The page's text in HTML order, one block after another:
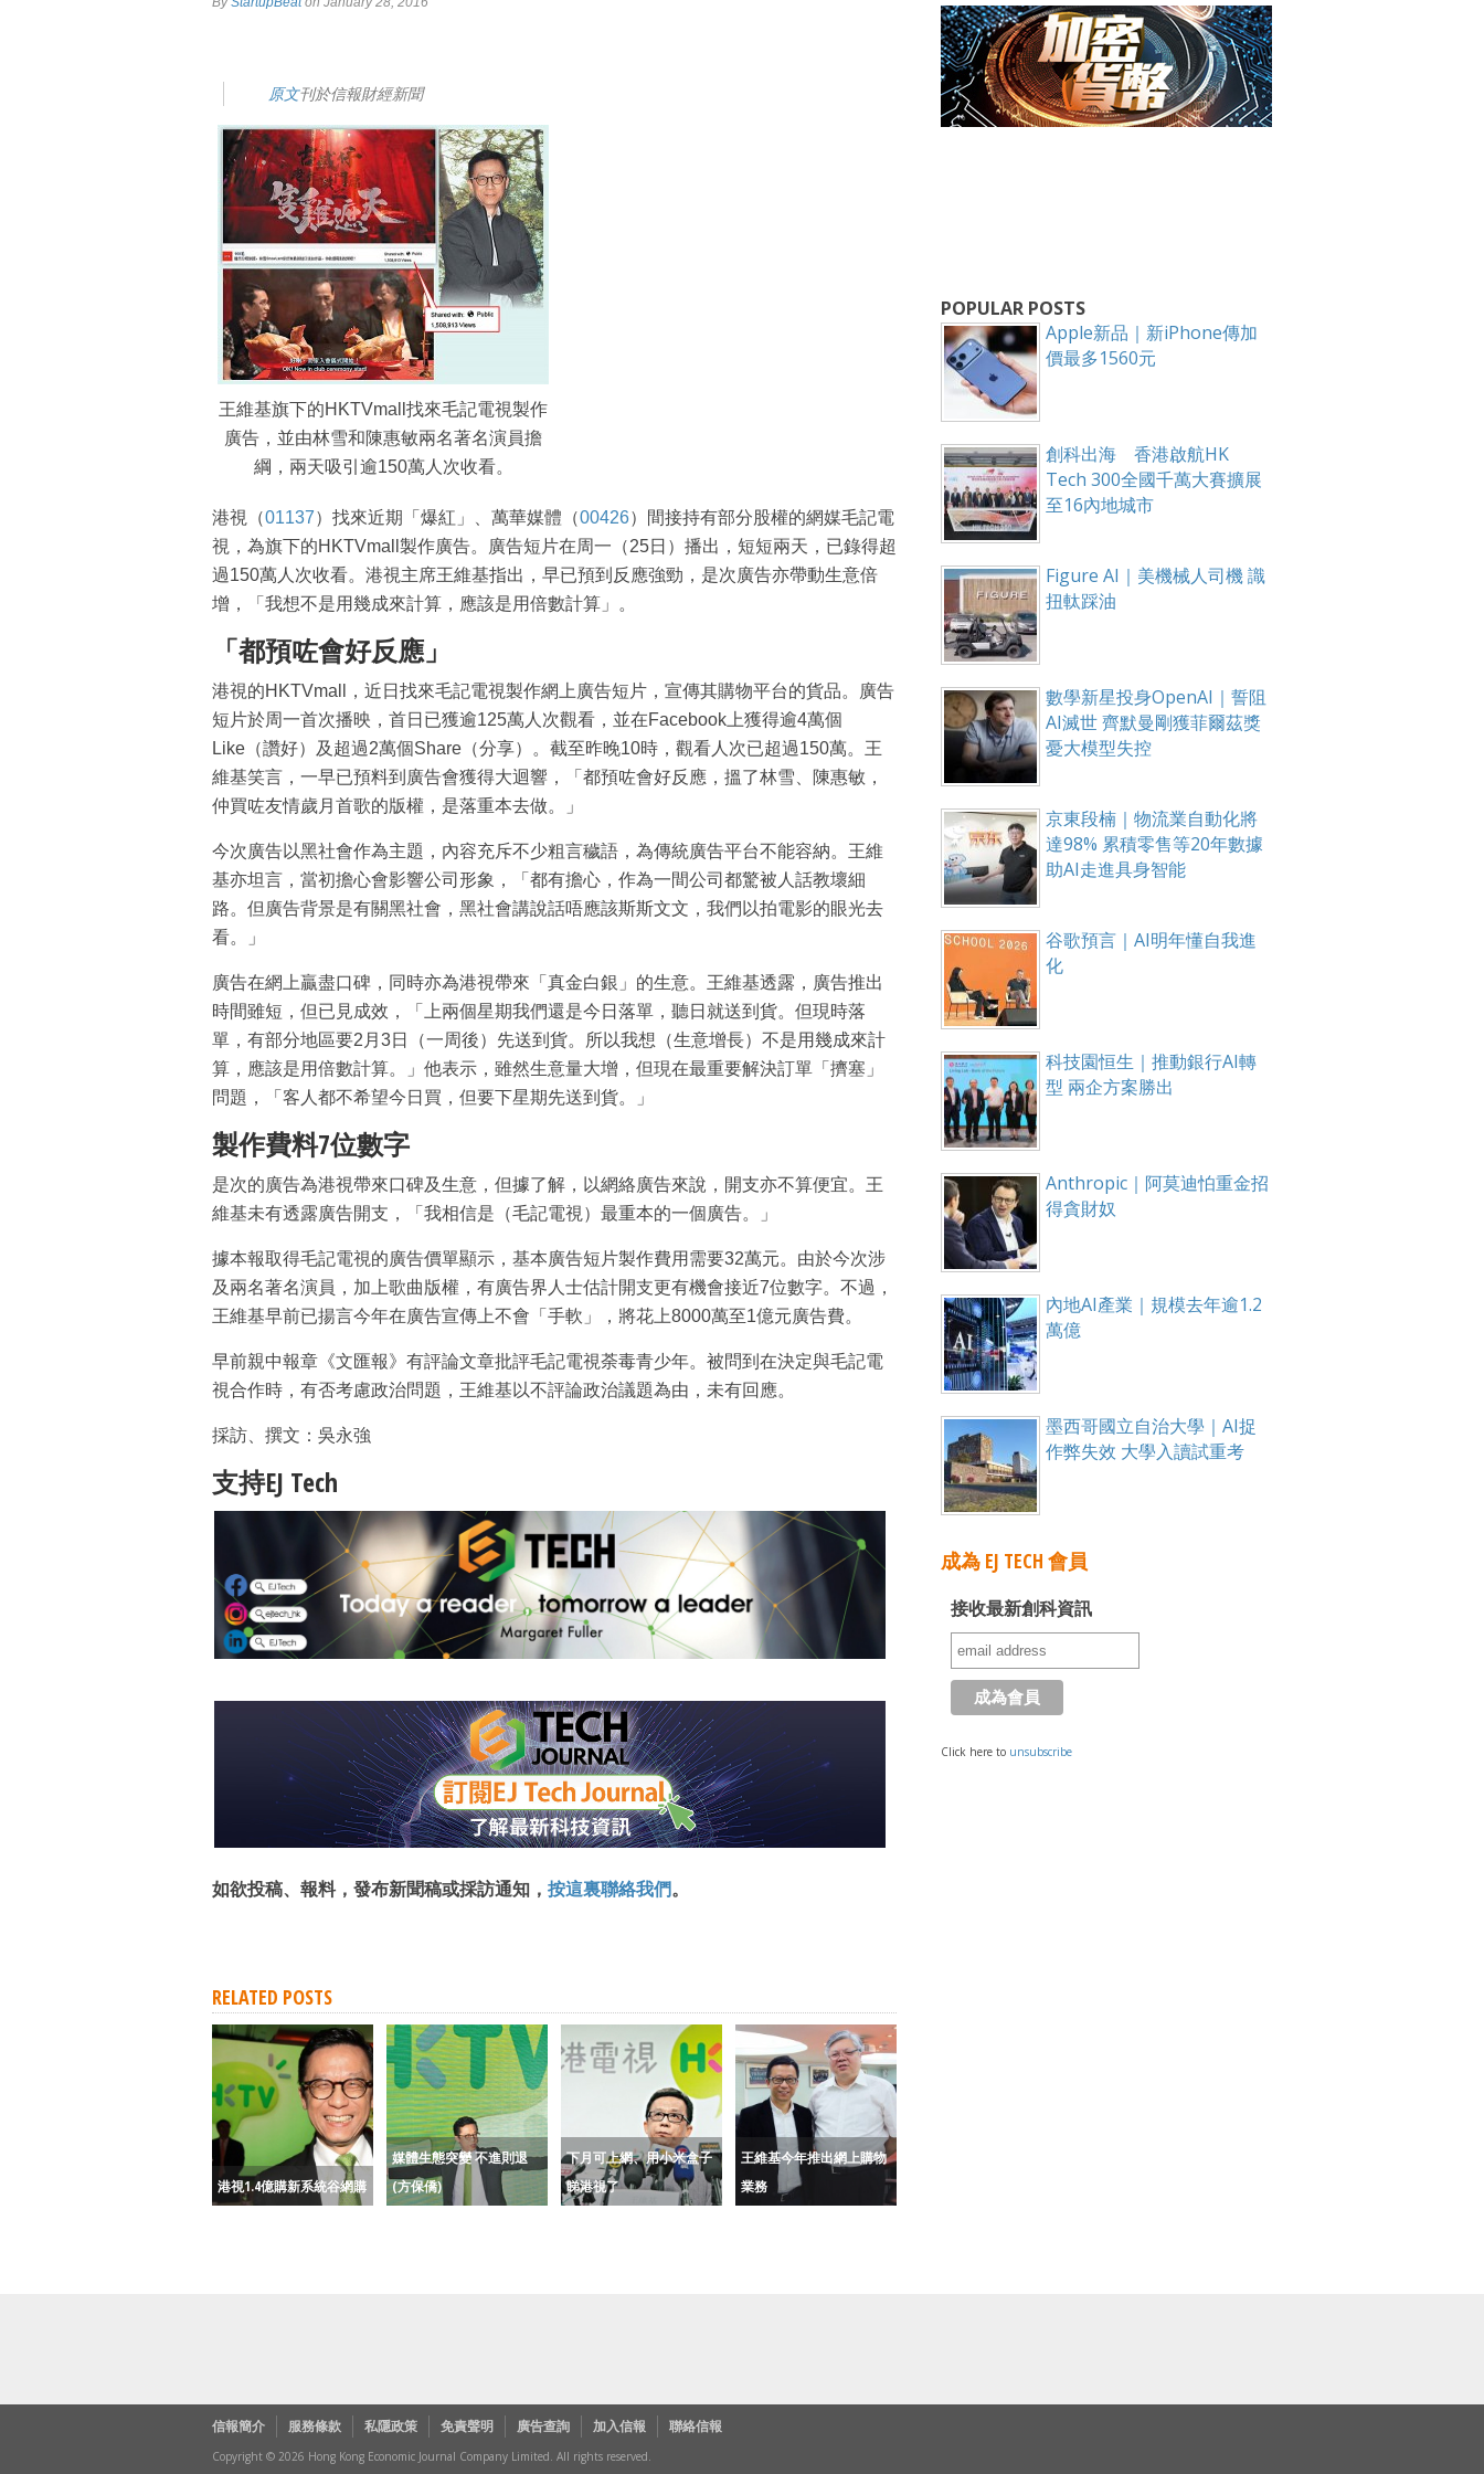
原文刊於信報財經新聞
王維基旗下的HKTVmall找來毛記電視製作
廣告，並由林雪和陳惠敏兩名著名演員擔
綱，兩天吸引逾150萬人次收看。
港視（01137）找來近期「爆紅」、萬華媒體（00426）間接持有部分股權的網媒毛記電
視，為旗下的HKTVmall製作廣告。廣告短片在周一（25日）播出，短短兩天，已錄得超
過150萬人次收看。港視主席王維基指出，早已預到反應強勁，是次廣告亦帶動生意倍
增，「我想不是用幾成來計算，應該是用倍數計算」。
「都預咗會好反應」
港視的HKTVmall，近日找來毛記電視製作網上廣告短片，宣傳其購物平台的貨品。廣告
短片於周一首次播映，首日已獲逾125萬人次觀看，並在Facebook上獲得逾4萬個
Like（讚好）及超過2萬個Share（分享）。截至昨晚10時，觀看人次已超過150萬。王
維基笑言，一早已預料到廣告會獲得大迴響，「都預咗會好反應，搵了林雪、陳惠敏，
仲買咗友情歲月首歌的版權，是落重本去做。」
今次廣告以黑社會作為主題，內容充斥不少粗言穢語，為傳統廣告平台不能容納。王維
基亦坦言，當初擔心會影響公司形象，「都有擔心，作為一間公司都驚被人話教壞細
路。但廣告背景是有關黑社會，黑社會講說話唔應該斯斯文文，我們以拍電影的眼光去
看。」
廣告在網上贏盡口碑，同時亦為港視帶來「真金白銀」的生意。王維基透露，廣告推出
時間雖短，但已見成效，「上兩個星期我們還是今日落單，聽日就送到貨。但現時落
單，有部分地區要2月3日（一周後）先送到貨。所以我想（生意增長）不是用幾成來計
算，應該是用倍數計算。」他表示，雖然生意量大增，但現在最重要解決訂單「擠塞」
問題，「客人都不希望今日買，但要下星期先送到貨。」
製作費料7位數字
是次的廣告為港視帶來口碑及生意，但據了解，以網絡廣告來說，開支亦不算便宜。王
維基未有透露廣告開支，「我相信是（毛記電視）最重本的一個廣告。」
據本報取得毛記電視的廣告價單顯示，基本廣告短片製作費用需要32萬元。由於今次涉
及兩名著名演員，加上歌曲版權，有廣告界人士估計開支更有機會接近7位數字。不過，
王維基早前已揚言今年在廣告宣傳上不會「手軟」，將花上8000萬至1億元廣告費。
早前親中報章《文匯報》有評論文章批評毛記電視荼毒青少年。被問到在決定與毛記電
視合作時，有否考慮政治問題，王維基以不評論政治議題為由，未有回應。
採訪、撰文：吳永強
支持EJ Tech
如欲投稿、報料，發布新聞稿或採訪通知， 按這裏聯絡我們。
RELATED POSTS
港視1.4億購新系統谷網購
媒體生態突變 不進則退
(方保僑)
下月可上網、用小米盒子
睇港視了
王維基今年推出網上購物
業務
POPULAR POSTS
Apple新品｜新iPhone傳加
價最多1560元
創科出海 香港啟航HK
Tech 300全國千萬大賽擴展
至16內地城市
Figure AI｜美機械人司機 識
扭軚踩油
數學新星投身OpenAI｜誓阻
AI滅世 齊默曼剛獲菲爾茲獎
憂大模型失控
京東段楠｜物流業自動化將
達98% 累積零售等20年數據
助AI走進具身智能
谷歌預言｜AI明年懂自我進
化
科技園恒生｜推動銀行AI轉
型 兩企方案勝出
Anthropic｜阿莫迪怕重金招
得貪財奴
內地AI產業｜規模去年逾1.2
萬億
墨西哥國立自治大學｜AI捉
作弊失效 大學入讀試重考
成為 EJ TECH 會員
接收最新創科資訊
Click here to unsubscribe
信報簡介 服務條款 私隱政策 免責聲明 廣告查詢 加入信報 聯絡信報
Copyright © 2026 Hong Kong Economic Journal Company Limited. All rights reserved.